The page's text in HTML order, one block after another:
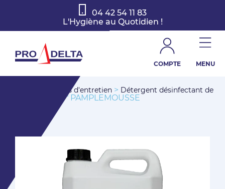
04 42 54 11 83
L'Hygiène au Quotidien !
COMPTE MENU
Produits d'entretien > Détergent désinfectant de
> R ”20“ PAMPLEMOUSSE